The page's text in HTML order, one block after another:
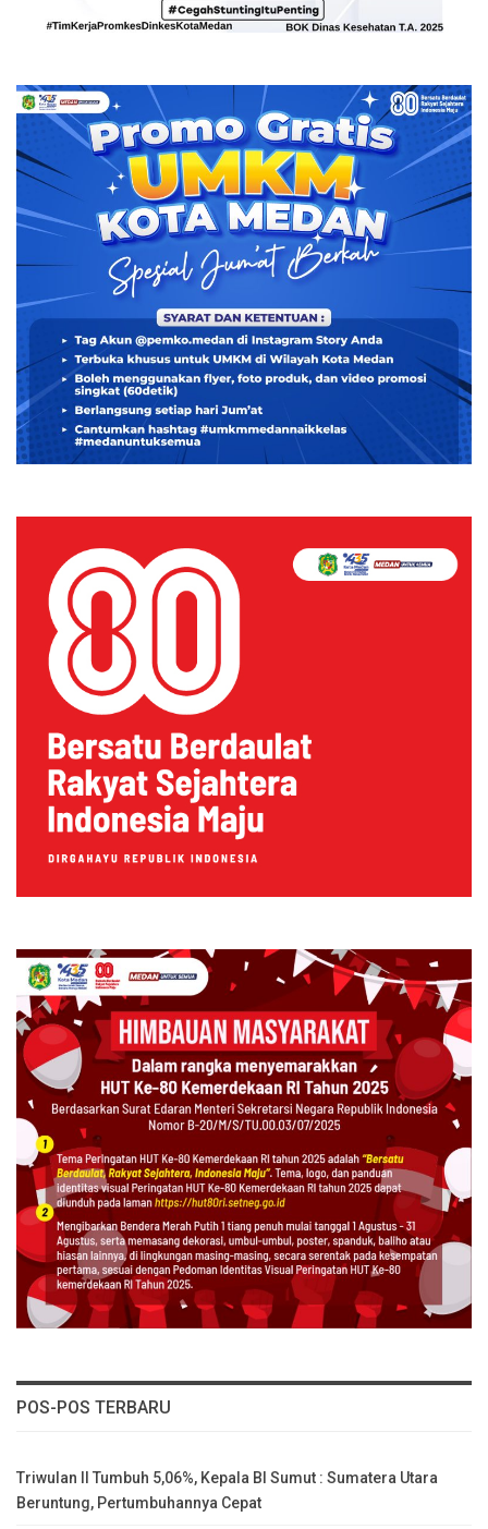
POS-POS TERBARU
Triwulan II Tumbuh 5,06%, Kepala BI Sumut : Sumatera Utara
Beruntung, Pertumbuhannya Cepat